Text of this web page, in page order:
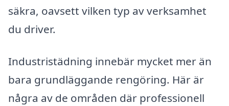
säkra, oavsett vilken typ av verksamhet
du driver.
Industristädning innebär mycket mer än
bara grundläggande rengöring. Här är
några av de områden där professionell